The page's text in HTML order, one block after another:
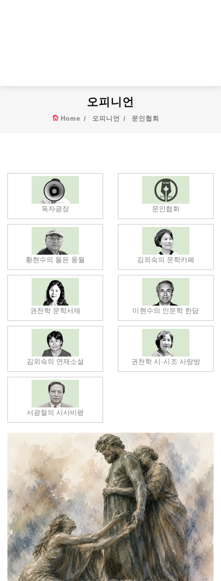
오피니언
Home 오피니언 문인협회
독자광장 문인협회
황현수의 들은 풍월 김외숙의 문학카페
권천학 문학서재 이현수의 인문학 한담
김외숙의 연재소설 권천학 시·시조 사랑방
서광철의 시사비평